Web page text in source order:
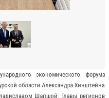
экономического форума
области Александра Хинштейна
Шапшой. Главы регионов